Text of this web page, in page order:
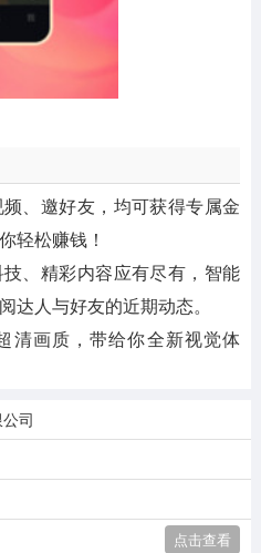
频、邀好友，均可获得专属金
轻松赚钱！
技、精彩内容应有尽有，智能
达人与好友的近期动态。
清画质，带给你全新视觉体
司
点击查看